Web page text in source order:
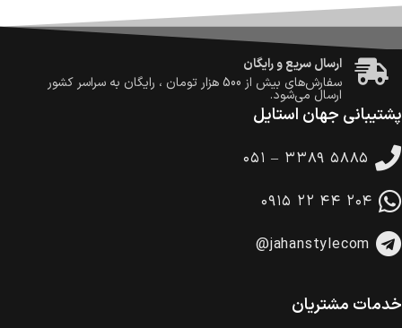
ضمانت اصالت کالا
گارانتی معتبر برای تمامی محصولات ارائه می‌شود.
ارسال سریع و رایگان
سفارش‌های بیش از 500 هزار تومان ، رایگان به سراسر کشور
ارسال می‌شود.
ضمانت بازگشت کالا
در هنگام خرید محصول، امکان انتخاب پرداخت در محل
وجود دارد.
خرید اقساطی با شرایط آسان و بدون ضامن امکان‌پذیر
است.
گارانتی معتبر برای تمامی محصولات ارائه می‌شود.
پشتیبانی جهان استایل
۰۵۱ – ۳۳۸۹ ۵۸۸۵
۰۹۱۵ ۲۲ ۴۴ ۲۰۴
@jahanstylecom
خدمات مشتریان